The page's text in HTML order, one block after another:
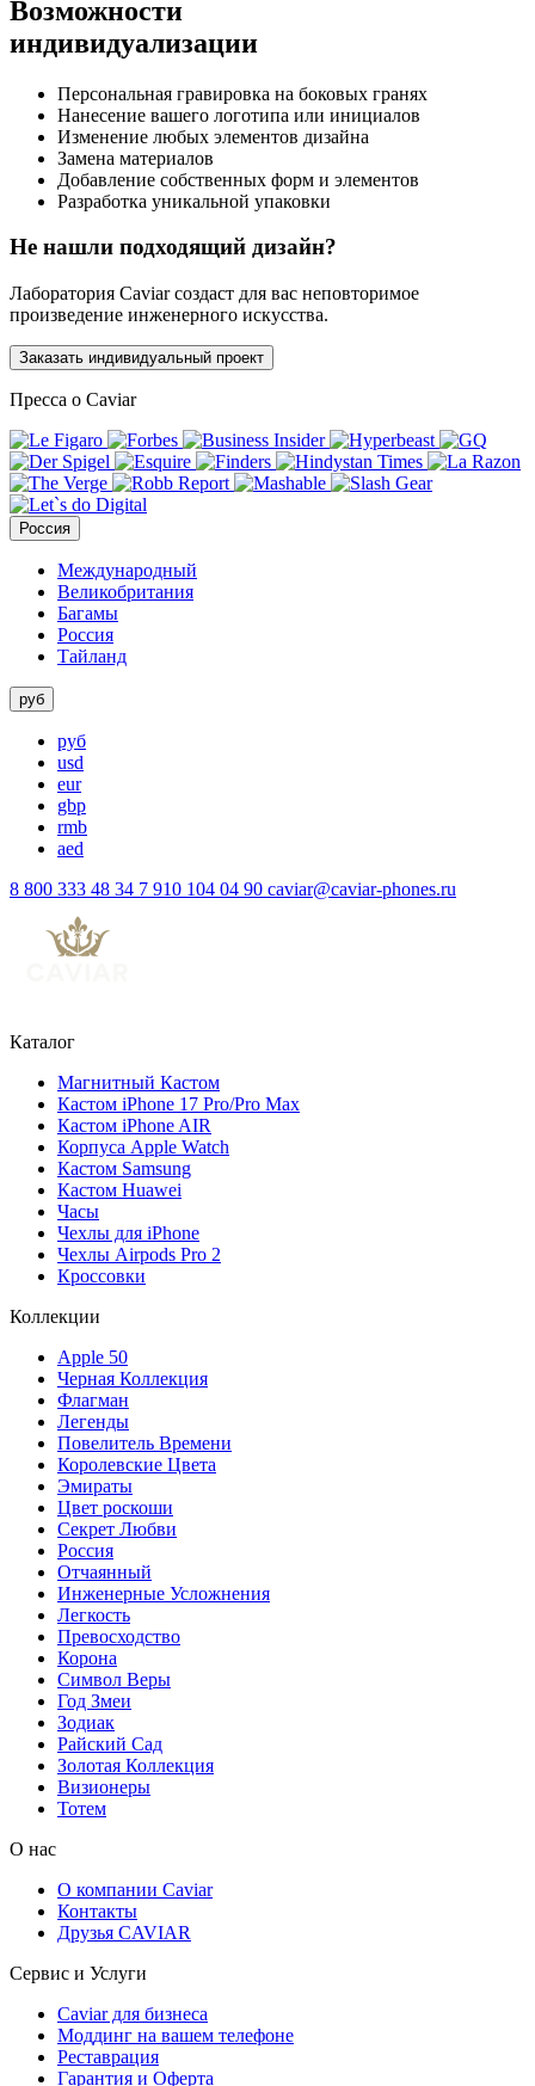
Возможности
индивидуализации
Персональная гравировка на боковых гранях
Нанесение вашего логотипа или инициалов
Изменение любых элементов дизайна
Замена материалов
Добавление собственных форм и элементов
Разработка уникальной упаковки
Не нашли подходящий дизайн?
Лаборатория Caviar создаст для вас неповторимое
произведение инженерного искусства.
Заказать индивидуальный проект
Пресса о Caviar
Россия
Международный
Великобритания
Багамы
Россия
Тайланд
руб
руб
usd
eur
gbp
rmb
aed
8 800 333 48 34 7 910 104 04 90 caviar@caviar-phones.ru
Каталог
Магнитный Кастом
Кастом iPhone 17 Pro/Pro Max
Кастом iPhone AIR
Корпуса Apple Watch
Кастом Samsung
Кастом Huawei
Часы
Чехлы для iPhone
Чехлы Airpods Pro 2
Кроссовки
Коллекции
Apple 50
Черная Коллекция
Флагман
Легенды
Повелитель Времени
Королевские Цвета
Эмираты
Цвет роскоши
Секрет Любви
Россия
Отчаянный
Инженерные Усложнения
Легкость
Превосходство
Корона
Символ Веры
Год Змеи
Зодиак
Райский Сад
Золотая Коллекция
Визионеры
Тотем
О нас
О компании Caviar
Контакты
Друзья CAVIAR
Сервис и Услуги
Caviar для бизнеса
Моддинг на вашем телефоне
Реставрация
Гарантия и Оферта